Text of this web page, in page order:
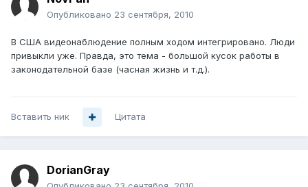
Опубликовано 23 сентября, 2010
В США видеонаблюдение полным ходом интегрировано. Люди
привыкли уже. Правда, это тема - большой кусок работы в
законодательной базе (часная жизнь и т.д.).
Вставить ник Цитата
DorianGray